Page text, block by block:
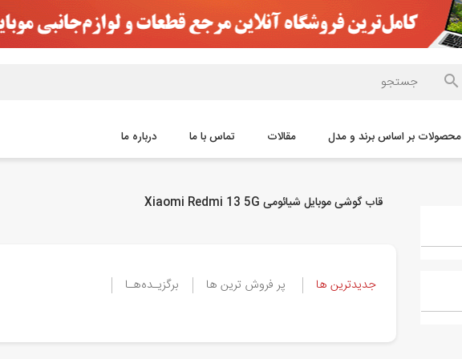
محصولات بر اساس برند و مدل مقالات تماس با ما درباره ما
قاب گوشی موبایل شیائومی Xiaomi Redmi 13 5G
جدیدترین ها پر فروش ترین ها برگزیـده‌هـا